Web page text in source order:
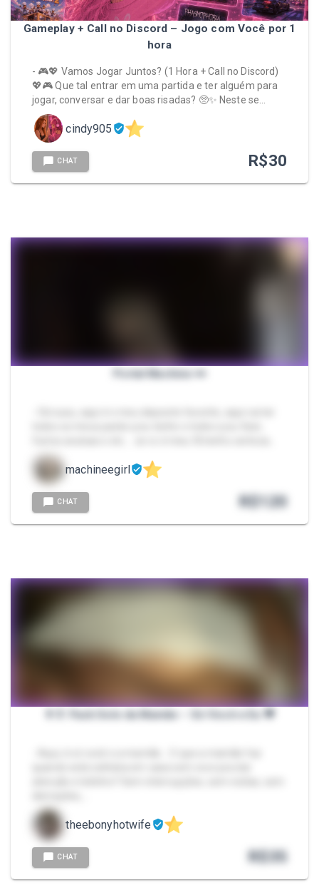
Gameplay + Call no Discord – Jogo com Você por 1
hora
- 🎮💖 Vamos Jogar Juntos? (1 Hora + Call no Discord)
💖🎮 Que tal entrar em uma partida e ter alguém para
jogar, conversar e dar boas risadas? 🥺✨ Neste se…
cindy905
CHAT R$30
Portal Machine 👀
machineegirl
CHAT R$120
👩‍🍼 Pack Solo da Mamãe – Só Você e Eu 💗
theebonyhotwife
CHAT R$35